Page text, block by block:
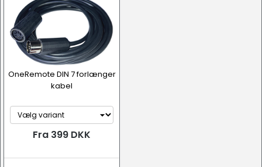
OneRemote DIN 7 forlænger
kabel
Fra 399 DKK